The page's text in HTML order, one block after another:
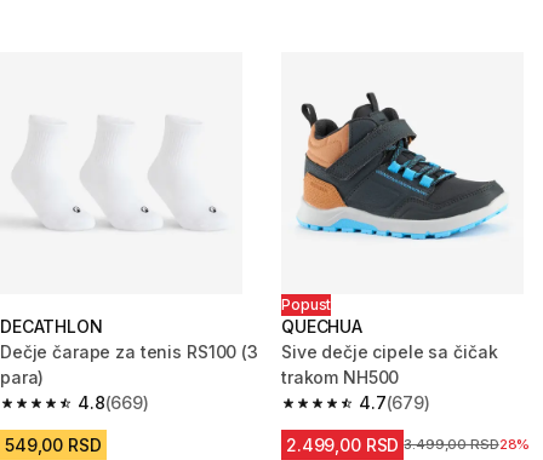
DECATHLON
Dečje čarape za tenis RS100 (3
para)
4.8
4.8 od 5 zvezdica from 669 Recenzije
(669)
549,00 RSD
Popust
QUECHUA
Sive dečje cipele sa čičak
trakom NH500
4.7
4.7 od 5 zvezdica from 679
(679)
2.499,00 RSD Cena pre sniženja
3.499,00 RSD28%